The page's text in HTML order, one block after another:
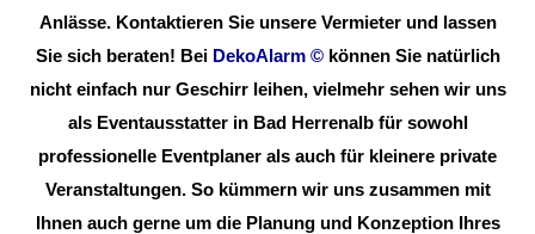
Anlässe. Kontaktieren Sie unsere Vermieter und lassen
Sie sich beraten! Bei DekoAlarm © können Sie natürlich
nicht einfach nur Geschirr leihen, vielmehr sehen wir uns
als Eventausstatter in Bad Herrenalb für sowohl
professionelle Eventplaner als auch für kleinere private
Veranstaltungen. So kümmern wir uns zusammen mit
Ihnen auch gerne um die Planung und Konzeption Ihres